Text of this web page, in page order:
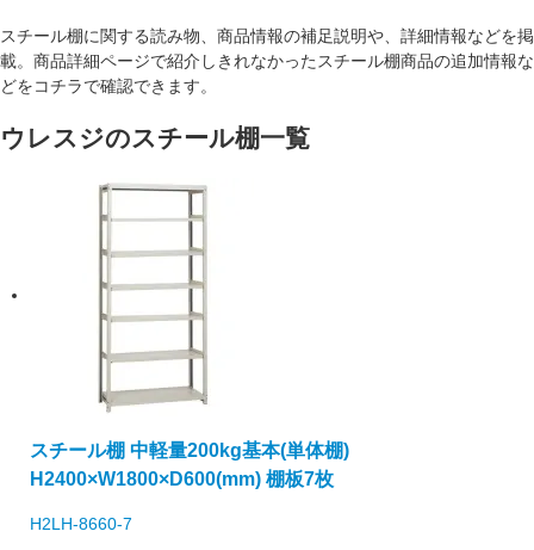
スチール棚に関する読み物、商品情報の補足説明や、詳細情報などを掲
載。商品詳細ページで紹介しきれなかったスチール棚商品の追加情報な
どをコチラで確認できます。
ウレスジのスチール棚一覧
スチール棚 中軽量200kg基本(単体棚)
H2400×W1800×D600(mm) 棚板7枚
H2LH-8660-7